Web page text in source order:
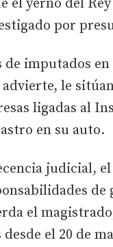
el yerno del
por
de imputados
advierte, le
ligadas al
en su auto.
judicial,
de
el
el 20 de